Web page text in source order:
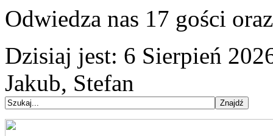
Odwiedza nas 17 gości
Dzisiaj jest: 6 Sierpień
Jakub, Stefan